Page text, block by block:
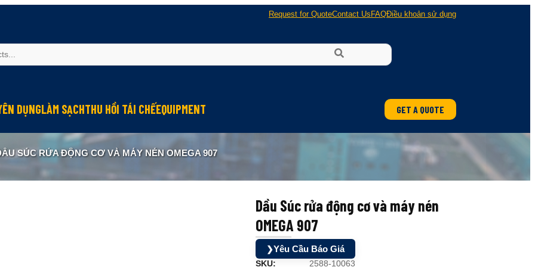
Request for QuoteContact Us FAQĐiều khoản sử dụng
nghiệp
DỤNG
mỡ cho đầu nối connector
mỡ cho hệ thống điện
chống kẹt
LÀM SẠCH
Làm sạch và bảo vệ máy
Lớp phủ chống ma sát
Lớp phủ chống rỉ
THU HỒI TÁI CHẾ
Thu hồi hơi dầu
Tái chế dầu thải
EQUIPMENT
Module bôi trơn
Kiểm tra và quan trắc
GET A QUOTE
SÚC RỬA ĐỘNG CƠ VÀ MÁY NÉN OMEGA 907
Dầu Súc rửa động cơ và máy nén
OMEGA 907
❯Yêu Cầu Báo Giá
SKU: 2588-10063